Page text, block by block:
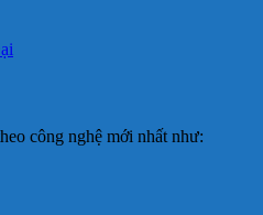
công nghệ mới nhất như: